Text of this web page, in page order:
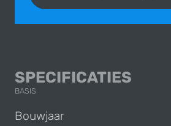
SPECIFICATIES
BASIS
Bouwjaar